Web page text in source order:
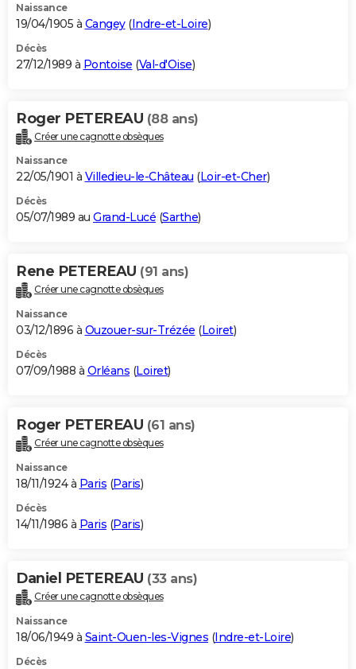
Naissance
19/04/1905 à Cangey(Indre-et-Loire)
Décès
27/12/1989 à Pontoise (Val-d'Oise)
Roger PETEREAU (88 ans)
Créer une cagnotte obsèques
Naissance
22/05/1901 à Villedieu-le-Château (Loir-et-Cher)
Décès
05/07/1989 au Grand-Lucé (Sarthe)
Rene PETEREAU (91 ans)
Créer une cagnotte obsèques
Naissance
03/12/1896 à Ouzouer-sur-Trézée (Loiret)
Décès
07/09/1988 à Orléans (Loiret)
Roger PETEREAU (61 ans)
Créer une cagnotte obsèques
Naissance
18/11/1924 à Paris (Paris)
Décès
14/11/1986 à Paris (Paris)
Daniel PETEREAU (33 ans)
Créer une cagnotte obsèques
Naissance
18/06/1949 à Saint-Ouen-les-Vignes (Indre-et-Loire)
Décès